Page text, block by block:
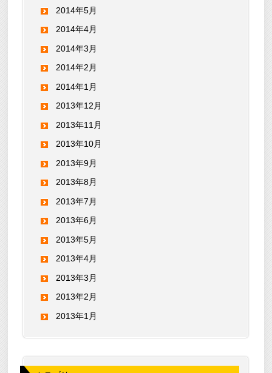
2014年5月
2014年4月
2014年3月
2014年2月
2014年1月
2013年12月
2013年11月
2013年10月
2013年9月
2013年8月
2013年7月
2013年6月
2013年5月
2013年4月
2013年3月
2013年2月
2013年1月